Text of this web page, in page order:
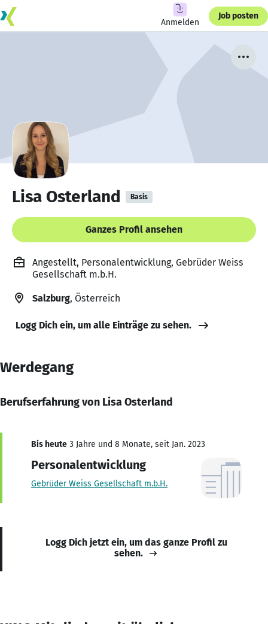
Anmelden
Job posten
Lisa Osterland Basis
Ganzes Profil ansehen
Angestellt, Personalentwicklung, Gebrüder Weiss
Gesellschaft m.b.H.
Salzburg, Österreich
Logg Dich ein, um alle Einträge zu sehen.
Werdegang
Berufserfahrung von Lisa Osterland
Bis heute 3 Jahre und 8 Monate, seit Jan. 2023
Personalentwicklung
Gebrüder Weiss Gesellschaft m.b.H.
Logg Dich jetzt ein, um das ganze Profil zu
sehen.